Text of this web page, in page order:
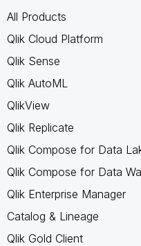
All Products
Qlik Cloud Platform
Qlik Sense
Qlik AutoML
QlikView
Qlik Replicate
Qlik Compose for Data
Qlik Compose for Data
Qlik Enterprise Manager
Catalog & Lineage
Qlik Gold Client